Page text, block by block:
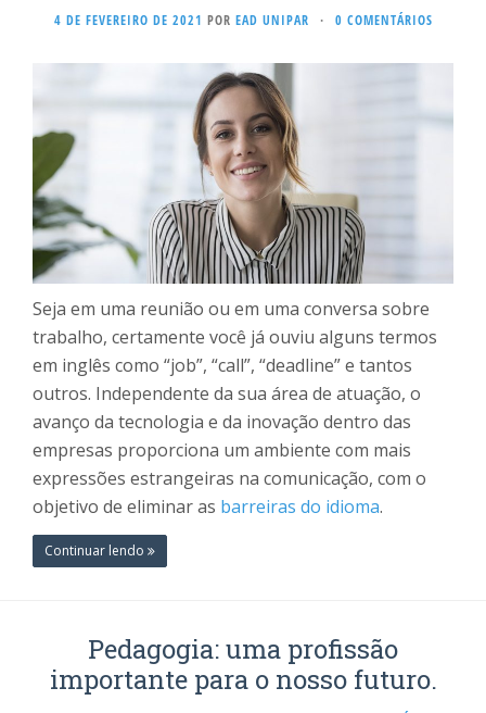
4 DE FEVEREIRO DE 2021 POR EAD UNIPAR · 0 COMENTÁRIOS
Seja em uma reunião ou em uma conversa sobre
trabalho, certamente você já ouviu alguns termos
em inglês como “job”, “call”, “deadline” e tantos
outros. Independente da sua área de atuação, o
avanço da tecnologia e da inovação dentro das
empresas proporciona um ambiente com mais
expressões estrangeiras na comunicação, com o
objetivo de eliminar as barreiras do idioma.
Continuar lendo
Pedagogia: uma profissão
importante para o nosso futuro.